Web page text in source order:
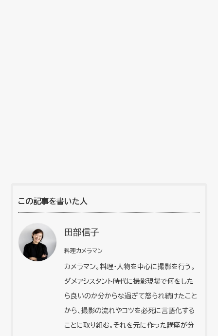
この記事を書いた人
田部信子
料理カメラマン
カメラマン。料理・人物を中心に撮影を行う。
ダメアシスタント時代に撮影現場で何をした
ら良いのか分からな過ぎて怒られ続けたこと
から、撮影の流れやコツを必死に言語化する
ことに取り組む。それを元に作った講座が分